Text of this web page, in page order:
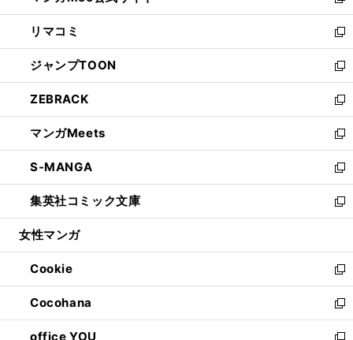
ウ
で
開
く
ン
ド
ウ
で
開
く
ウ
ィ
ン
ド
ウ
で
開
く
し
い
ウ
ィ
ン
ド
ウ
で
開
く
リマコミ
新
し
い
ウ
ィ
ン
ド
ウ
で
開
く
ジャンプTOON
新
し
い
ウ
ィ
ン
ド
ウ
で
開
ZEBRACK
新
し
い
ウ
ィ
ン
ド
ウ
開
く
マンガMeets
新
し
い
ウ
ィ
ン
ウ
で
開
く
S-MANGA
新
し
い
ウ
ン
ド
ウ
で
開
く
集英社コミック文庫
新
し
ウ
ィ
ン
ド
ウ
で
女性マンガ
Cookie
新
し
い
ウ
Cocohana
新
し
office YOU